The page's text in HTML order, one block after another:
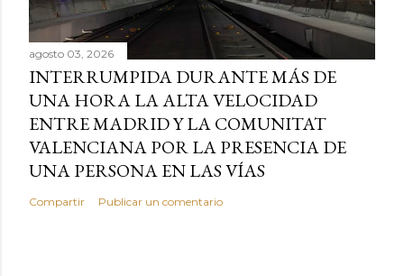
agosto 03, 2026
INTERRUMPIDA DURANTE MÁS DE
UNA HORA LA ALTA VELOCIDAD
ENTRE MADRID Y LA COMUNITAT
VALENCIANA POR LA PRESENCIA DE
UNA PERSONA EN LAS VÍAS
Compartir Publicar un comentario